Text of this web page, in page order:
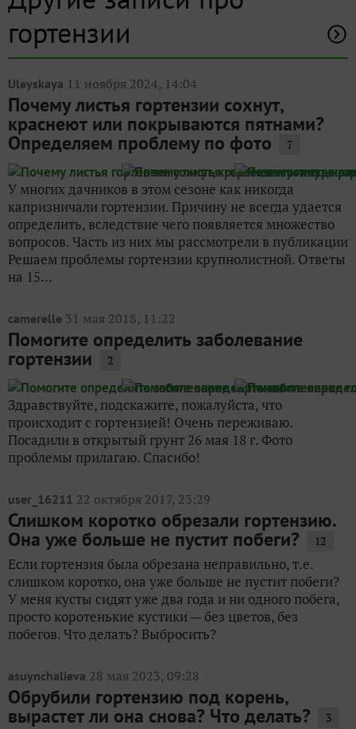
гортензии
Uleyskaya 11 ноября 2024, 14:04
Почему листья гортензии сохнут,
краснеют или покрываются пятнами?
Определяем проблему по фото 7
У многих дачников в этом сезоне как никогда
капризничали гортензии. Причину не всегда удается
определить, вследствие чего появляется множество
вопросов. Часть из них мы рассмотрели в публикации
Решаем проблемы гортензии крупнолистной. Ответы
на 15...
camerelle 31 мая 2018, 11:22
Помогите определить заболевание
гортензии 2
Здравствуйте, подскажите, пожалуйста, что
происходит с гортензией! Очень переживаю.
Посадили в открытый грунт 26 мая 18 г. Фото
проблемы прилагаю. Спасибо!
user_16211 22 октября 2017, 23:29
Слишком коротко обрезали гортензию.
Она уже больше не пустит побеги? 12
Если гортензия была обрезана неправильно, т.е.
слишком коротко, она уже больше не пустит побеги?
У меня кусты сидят уже два года и ни одного побега,
просто коротенькие кустики — без цветов, без
побегов. Что делать? Выбросить?
asuynchalieva 28 мая 2023, 09:28
Обрубили гортензию под корень,
вырастет ли она снова? Что делать? 3